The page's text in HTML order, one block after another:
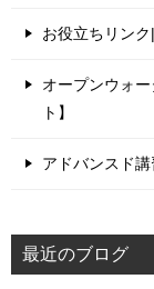
お役立ちリン
オープンウォ
ト】
アドバンスド講
最近のブログ